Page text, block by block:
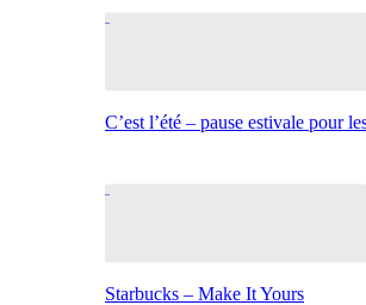
C’est l’été – pause estivale pour
Starbucks – Make It Yours